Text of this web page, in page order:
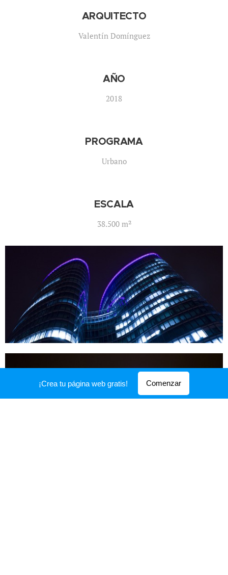
ARQUITECTO
Valentín Domínguez
AÑO
2018
PROGRAMA
Urbano
ESCALA
38.500 m²
¡Crea tu página web gratis! Comenzar